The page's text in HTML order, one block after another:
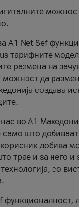
A1 Net Sef
тарифните
размена на
да
создава
во А1
што
добива
трае и за него и
со